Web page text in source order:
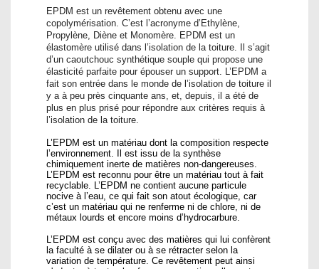
EPDM est un revêtement obtenu avec une
copolymérisation. C’est l’acronyme d’Ethylène,
Propylène, Diène et Monomère. EPDM est un
élastomère utilisé dans l’isolation de la toiture. Il s’agit
d’un caoutchouc synthétique souple qui propose une
élasticité parfaite pour épouser un support. L’EPDM a
fait son entrée dans le monde de l’isolation de toiture il
y a à peu près cinquante ans, et, depuis, il a été de
plus en plus prisé pour répondre aux critères requis à
l’isolation de la toiture.
L’EPDM est un matériau dont la composition respecte
l’environnement. Il est issu de la synthèse
chimiquement inerte de matières non-dangereuses.
L’EPDM est reconnu pour être un matériau tout à fait
recyclable. L’EPDM ne contient aucune particule
nocive à l’eau, ce qui fait son atout écologique, car
c’est un matériau qui ne renferme ni de chlore, ni de
métaux lourds et encore moins d’hydrocarbure.
L’EPDM est conçu avec des matières qui lui confèrent
la faculté à se dilater ou à se rétracter selon la
variation de température. Ce revêtement peut ainsi